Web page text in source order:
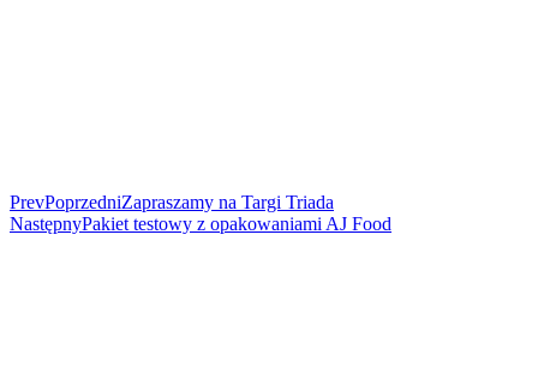
PrevPoprzedniZapraszamy na Targi Triada
NastępnyPakiet testowy z opakowaniami AJ Food